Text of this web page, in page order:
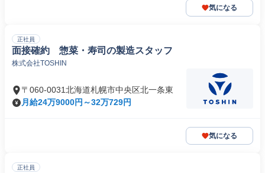
気になる
正社員
面接確約 惣菜・寿司の製造スタッフ
株式会社TOSHIN
〒060-0031北海道札幌市中央区北一条東
月給24万9000円～32万729円
気になる
正社員